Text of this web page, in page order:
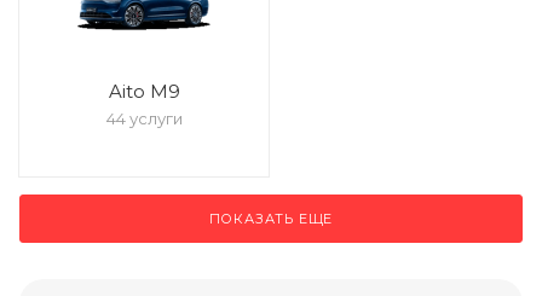
Aito M9
44 услуги
ПОКАЗАТЬ ЕЩЕ